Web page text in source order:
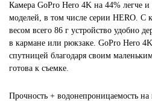
Камера GoPro Hero 4K на 44% легче
моделей, в том числе серии HERO. С
весом всего 86 г устройство удобно
в кармане или рюкзаке. GoPro Hero
спутницей благодаря своим
готова к съемке.
Прочность + водонепроницаемость